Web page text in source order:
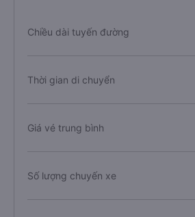
Chiều dài tuyến đường
Thời gian di chuyển
Giá vé trung bình
Số lượng chuyến xe